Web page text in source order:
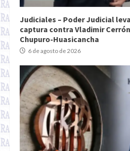
Judiciales – Poder Judicial
captura contra Vladimir
Chupuro-Huasicancha
6 de agosto de 2026